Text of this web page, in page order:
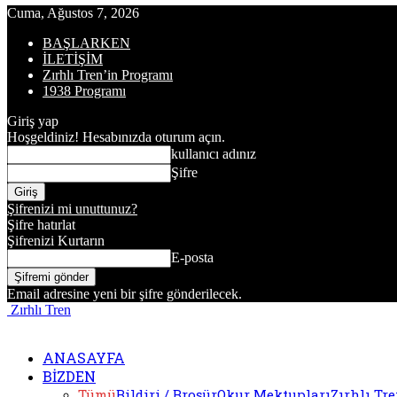
Cuma, Ağustos 7, 2026
BAŞLARKEN
İLETİŞİM
Zırhlı Tren’in Programı
1938 Programı
Giriş yap
Hoşgeldiniz! Hesabınızda oturum açın.
kullanıcı adınız
Şifre
Şifrenizi mi unuttunuz?
Şifre hatırlat
Şifrenizi Kurtarın
E-posta
Email adresine yeni bir şifre gönderilecek.
Zırhlı Tren
ANASAYFA
BİZDEN